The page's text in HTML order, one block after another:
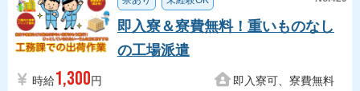
即入寮＆寮費無料！重いものなし
の工場派遣
時給1,300円 即入寮可、寮費無料